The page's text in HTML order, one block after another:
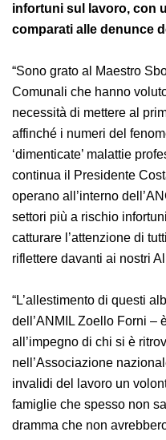
Secondo gli ultimi Open
mesi del 2022 in Italia
comparati alle denunce
“Sono grato al Maestro
Comunali che hanno
alberi la necessità di
impegno corale affinché
infortunistico e delle
professionali, non siano
Presidente Costantino –
all’interno dell’ANCE,
catturare l’attenzione
fermeranno a riflettere
sicurezza”.
“L’allestimento di questi
dell’ANMIL Zoello Forni
all’impegno di chi si è